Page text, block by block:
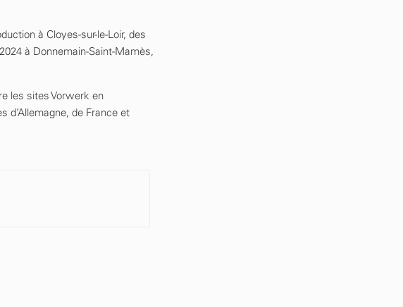
à Cloyes-sur-le-Loir, des
à Donnemain-Saint-Mamès,
les sites Vorwerk en
d’Allemagne, de France et